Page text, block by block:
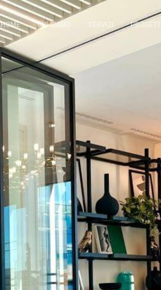
HOME CHI SIAMO SERVIZI PROGETTI